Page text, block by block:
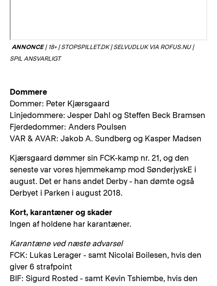
ANNONCE| 18+ | STOPSPILLET.DK | SELVUDLUK VIA ROFUS.NU |
SPIL ANSVARLIGT
Dommere
Dommer: Peter Kjærsgaard
Linjedommere: Jesper Dahl og Steffen Beck Bramsen
Fjerdedommer: Anders Poulsen
VAR & AVAR: Jakob A. Sundberg og Kasper Madsen
Kjærsgaard dømmer sin FCK-kamp nr. 21, og den
seneste var vores hjemmekamp mod SønderjyskE i
august. Det er hans andet Derby - han dømte også
Derbyet i Parken i august 2018.
Kort, karantæner og skader
Ingen af holdene har karantæner.
Karantæne ved næste advarsel
FCK: Lukas Lerager - samt Nicolai Boilesen, hvis den
giver 6 strafpoint
BIF: Sigurd Rosted - samt Kevin Tshiembe, hvis den